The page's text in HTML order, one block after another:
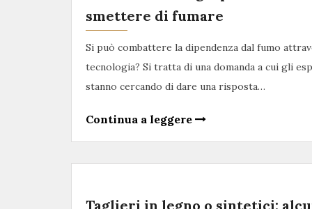
smettere di fumare
Si può combattere la dipendenza dal fumo
tecnologia? Si tratta di una domanda a cui gli
stanno cercando di dare una risposta…
Continua a leggere
Taglieri in legno o sintetici: